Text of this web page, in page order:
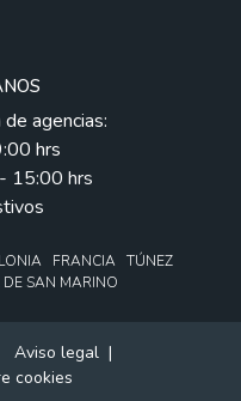
agencias:
hrs
15:00 hrs
FRANCIA TÚNEZ
SAN MARINO
Aviso legal |
cookies